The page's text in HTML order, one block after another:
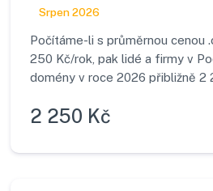
Srpen 2026
Počítáme-li s průměrnou cenou
250 Kč/rok, pak lidé a firmy v
domény v roce 2026 přibližně 2
2 250 Kč